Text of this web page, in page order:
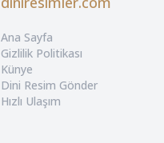
Ana Sayfa
Gizlilik Politikası
Künye
Dini Resim Gönder
Hızlı Ulaşım